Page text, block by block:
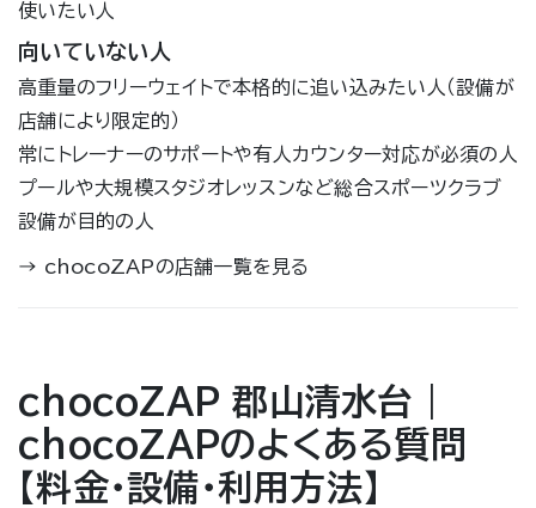
使いたい人
向いていない人
高重量のフリーウェイトで本格的に追い込みたい人（設備が
店舗により限定的）
常にトレーナーのサポートや有人カウンター対応が必須の人
プールや大規模スタジオレッスンなど総合スポーツクラブ
設備が目的の人
→ chocoZAPの店舗一覧を見る
chocoZAP 郡山清水台｜
chocoZAPのよくある質問
【料金・設備・利用方法】